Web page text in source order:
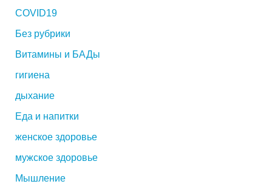
COVID19
Без рубрики
Витамины и БАДы
гигиена
дыхание
Еда и напитки
женское здоровье
мужское здоровье
Мышление